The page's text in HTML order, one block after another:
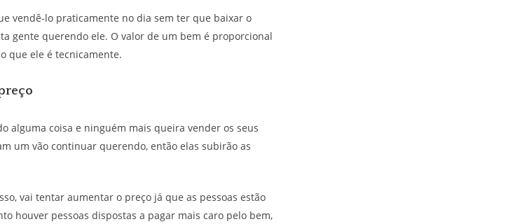
vendê-lo praticamente no dia sem ter que baixar o
gente querendo ele. O valor de um bem é proporcional
que ele é tecnicamente.
alguma coisa e ninguém mais queira vender os seus
um vão continuar querendo, então elas subirão as
vai tentar aumentar o preço já que as pessoas estão
houver pessoas dispostas a pagar mais caro pelo bem,